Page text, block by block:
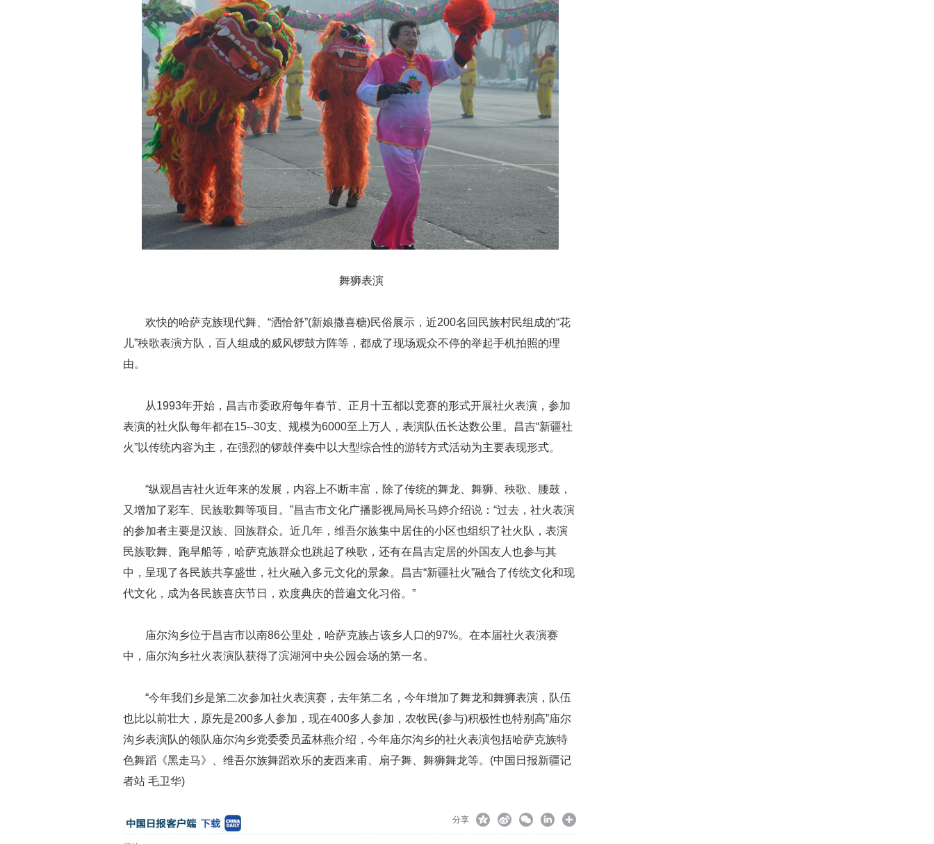
舞狮表演
欢快的哈萨克族现代舞、“洒恰舒”(新娘撒喜糖)民俗展示，近200名回民族村民组成的“花
儿”秧歌表演方队，百人组成的威风锣鼓方阵等，都成了现场观众不停的举起手机拍照的理
由。
从1993年开始，昌吉市委政府每年春节、正月十五都以竞赛的形式开展社火表演，参加
表演的社火队每年都在15--30支、规模为6000至上万人，表演队伍长达数公里。昌吉“新疆社
火”以传统内容为主，在强烈的锣鼓伴奏中以大型综合性的游转方式活动为主要表现形式。
“纵观昌吉社火近年来的发展，内容上不断丰富，除了传统的舞龙、舞狮、秧歌、腰鼓，
又增加了彩车、民族歌舞等项目。”昌吉市文化广播影视局局长马婷介绍说：“过去，社火表演
的参加者主要是汉族、回族群众。近几年，维吾尔族集中居住的小区也组织了社火队，表演
民族歌舞、跑旱船等，哈萨克族群众也跳起了秧歌，还有在昌吉定居的外国友人也参与其
中，呈现了各民族共享盛世，社火融入多元文化的景象。昌吉“新疆社火”融合了传统文化和现
代文化，成为各民族喜庆节日，欢度典庆的普遍文化习俗。”
庙尔沟乡位于昌吉市以南86公里处，哈萨克族占该乡人口的97%。在本届社火表演赛
中，庙尔沟乡社火表演队获得了滨湖河中央公园会场的第一名。
“今年我们乡是第二次参加社火表演赛，去年第二名，今年增加了舞龙和舞狮表演，队伍
也比以前壮大，原先是200多人参加，现在400多人参加，农牧民(参与)积极性也特别高”庙尔
沟乡表演队的领队庙尔沟乡党委委员孟林燕介绍，今年庙尔沟乡的社火表演包括哈萨克族特
色舞蹈《黑走马》、维吾尔族舞蹈欢乐的麦西来甫、扇子舞、舞狮舞龙等。(中国日报新疆记
者站 毛卫华)
分享